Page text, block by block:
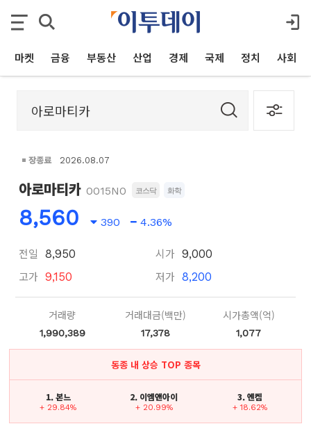
마켓 금융 부동산 산업 경제 국제 정치 사회
장종료 2026.08.07
아로마티카 0015N0 코스닥 화학
8,560 390 4.36%
전일 8,950
고가 9,150
시가 9,000
저가 8,200
거래량
1,990,389
거래대금(백만)
17,378
시가총액(억)
1,077
동종 내 상승 TOP 종목
1. 본느
+ 29.84%
2. 이엠앤아이
+ 20.99%
3. 엔켐
+ 18.62%